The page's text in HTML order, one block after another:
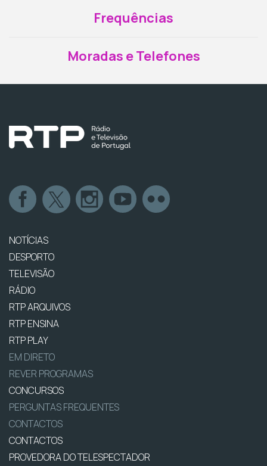
Frequências
Moradas e Telefones
NOTÍCIAS
DESPORTO
TELEVISÃO
RÁDIO
RTP ARQUIVOS
RTP ENSINA
RTP PLAY
EM DIRETO
REVER PROGRAMAS
CONCURSOS
PERGUNTAS FREQUENTES
CONTACTOS
CONTACTOS
PROVEDORA DO TELESPECTADOR